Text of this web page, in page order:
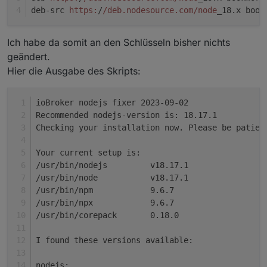
Backup für den Fall der Fälle. )
nodejs in der Version von nodesource inkl. der
Schlüssel usw. installiert.
Version aus diesem Zweig installiert.
Zur Zeit ist also XX = 18 , 20 oder 22 möglich.
mehrere verschachtelte Fehler vorliegen) das
Skript nochmal laufen lassen. Wenn alles
aus:
Also 2x 'nothing to do'.
(2x aber nur, wenn die Empfehlung aus dem
iobroker herausgelesen werden konnte. Das
funktioniert aber nicht immer, für Multihost-
Meinungen? Anregungen? Wünsche?
Wer da tiefer einsteigen möchte und vielleicht
https://forum.iobroker.net/topic/35090/howto-
nodejs-installation-und-upgrades-unter-debian
deb-src
https: //deb.nodesource.com/node _18.x
Ich habe da somit an den Schlüsseln bisher nichts
geändert.
Hier die Ausgabe des Skripts:
ioBroker nodejs fixer 2023-09-02
Recommended nodejs-version is: 18.17.1
Checking your installation now. Please be
Your current setup is:
/usr/bin/nodejs         v18.17.1
/usr/bin/node           v18.17.1
/usr/bin/npm            9.6.7
/usr/bin/npx            9.6.7
/usr/bin/corepack       0.18.0
I found these versions available: